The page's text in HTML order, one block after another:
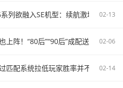
列欲融入SE机型：续航激增、8G内
02-13
阵！“80后”“90后”成配送主力02-06
匹配系统拉低玩家胜率并不存在02-14